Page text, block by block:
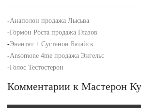
-Анаполон продажа Лысьва
-Гормон Роста продажа Глазов
-Энантат + Сустанон Батайск
-Ansomone 4me продажа Энгельс
-Голос Тестостерон
Комментарии к Мастерон